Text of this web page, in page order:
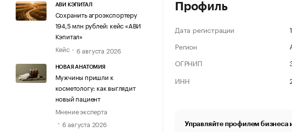
АВИ КЭПИТАЛ
Сохранить агроэкспортеру
194,5 млн рублей: кейс «АВИ
Кэпитал»
Кейс
6 августа 2026
НОВАЯ АНАТОМИЯ
Мужчины пришли к
косметологу: как выглядит
новый пациент
Мнение эксперта
6 августа 2026
Профиль
Дата регистрации
Регион
ОГРНИП
ИНН
Управляйте профилем бизнеса